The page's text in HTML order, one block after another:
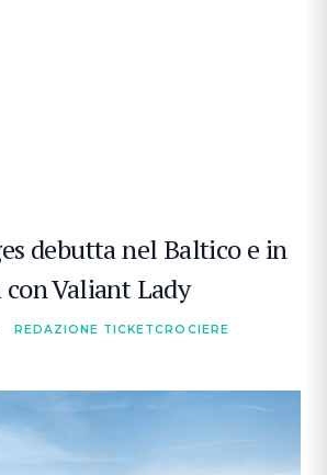
debutta nel Baltico e in
Valiant Lady
REDAZIONE TICKETCROCIERE